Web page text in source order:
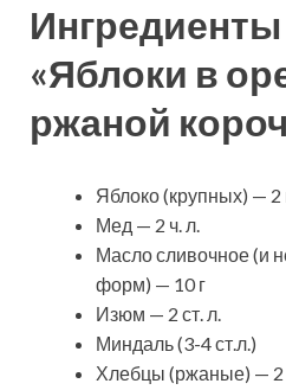
«Яблоки в
ржаной
Яблоко (крупных) —
Мед — 2 ч. л.
Масло сливочное (и
форм) — 10 г
Изюм — 2 ст. л.
Миндаль (3-4 ст.л.)
Хлебцы (ржаные) —